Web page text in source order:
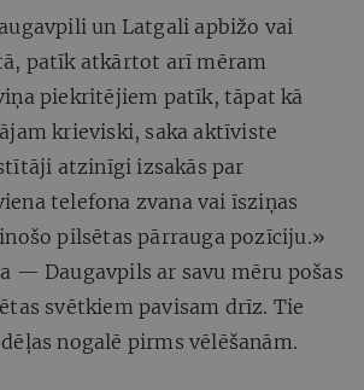
un Latgali apbižo vai
patīk atkārtot arī mēram
piekritējiem patīk, tāpat kā
krieviski, saka aktīviste
atzinīgi izsakās par
telefona zvana vai īsziņas
pilsētas pārrauga pozīciju.»
— Daugavpils ar savu mēru pošas
svētkiem pavisam drīz. Tie
nogalē pirms vēlēšanām.